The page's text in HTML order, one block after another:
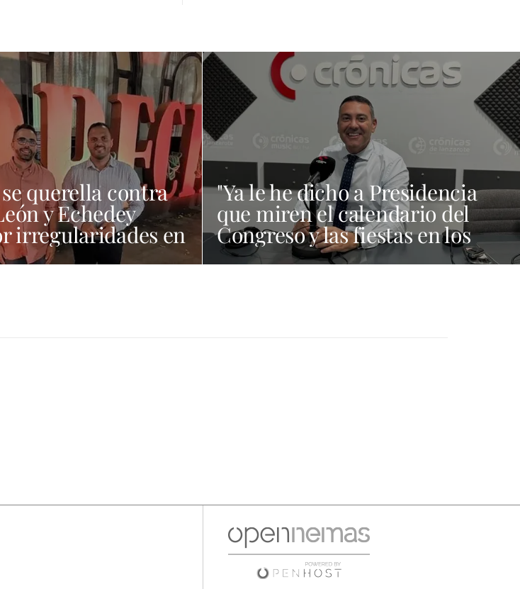
querella contra
y Echedey
irregularidades en
de las
"Ya le he dicho a Presidencia
que miren el calendario del
Congreso y las fiestas en los
municipios porque Dolores